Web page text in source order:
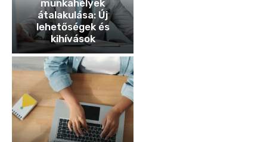
munkahelyek
átalakulása: Új
lehetőségek és
kihívások